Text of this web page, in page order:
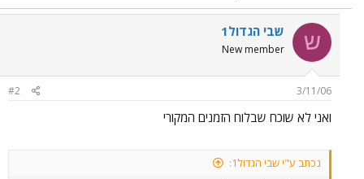
ש שבי הגדול1
New member
3/11/06
#2
ואני לא שוכח שבלוח הזמנים המקורי
נכתב ע"י שבי הגדול1: